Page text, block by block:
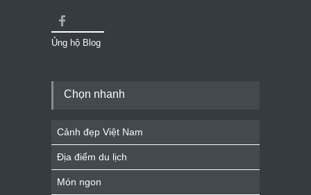
Ủng hộ Blog
Chọn nhanh
Cảnh đẹp Việt Nam
Địa điểm du lịch
Món ngon